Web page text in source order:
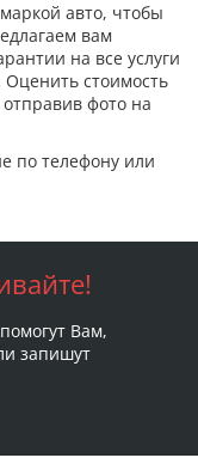
авто, чтобы
вам
на все услуги
стоимость
фото на
по телефону или
Вам,
запишут